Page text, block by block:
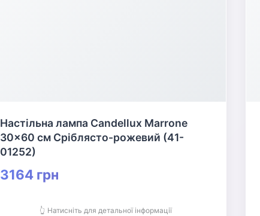
Настільна лампа Candellux Marrone
30x60 см Сріблясто-рожевий (41-
01252)
3164 грн
👆 Натисніть для детальної інформації